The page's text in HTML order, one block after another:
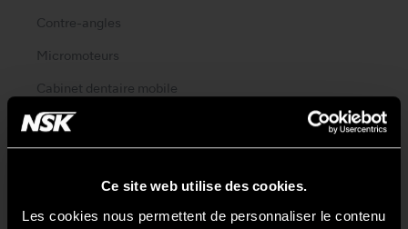
Ce site web utilise des cookies.
Les cookies nous permettent de personnaliser le contenu
Contre-angles
Micromoteurs
Cabinet dentaire mobile
Hygiène buccale
Laboratoire